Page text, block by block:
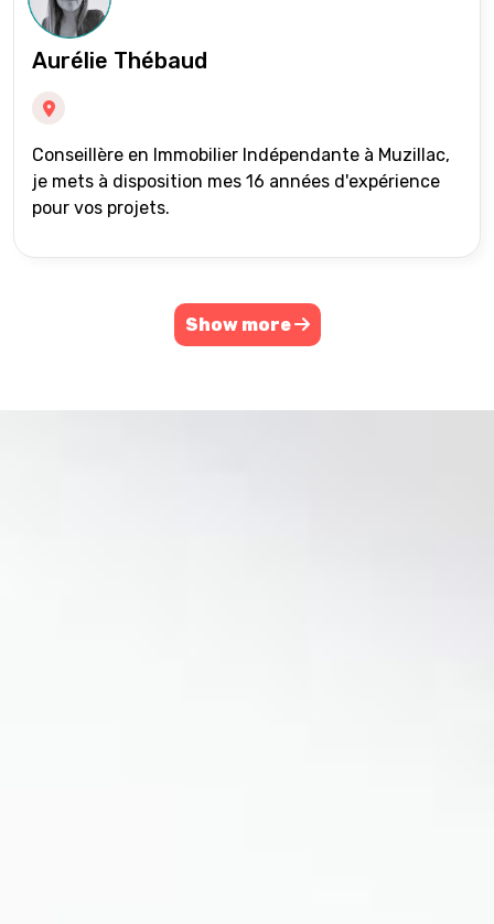
Aurélie Thébaud
Conseillère en Immobilier Indépendante à Muzillac,
je mets à disposition mes 16 années d'expérience
pour vos projets.
Show more